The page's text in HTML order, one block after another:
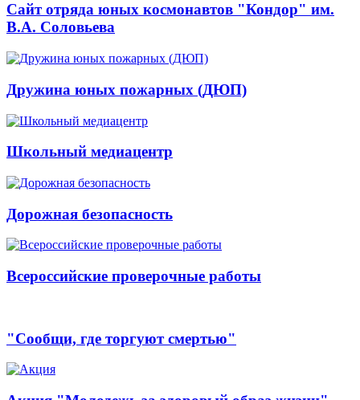
Сайт отряда юных космонавтов "Кондор" им.
В.А. Соловьева
Дружина юных пожарных (ДЮП)
Школьный медиацентр
Дорожная безопасность
Всероссийские проверочные работы
"Сообщи, где торгуют смертью"